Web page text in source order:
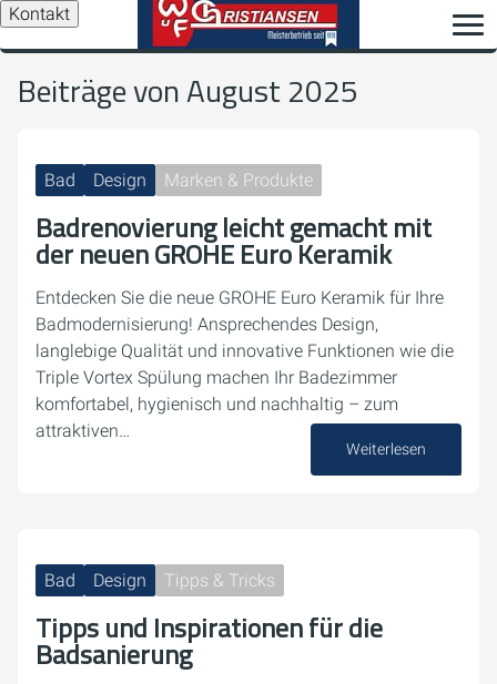
Kontakt
Beiträge von August 2025
Bad Design Marken & Produkte
Badrenovierung leicht gemacht mit
der neuen GROHE Euro Keramik
Entdecken Sie die neue GROHE Euro Keramik für Ihre
Badmodernisierung! Ansprechendes Design,
langlebige Qualität und innovative Funktionen wie die
Triple Vortex Spülung machen Ihr Badezimmer
komfortabel, hygienisch und nachhaltig – zum
attraktiven…
Weiterlesen
Bad Design Tipps & Tricks
Tipps und Inspirationen für die
Badsanierung